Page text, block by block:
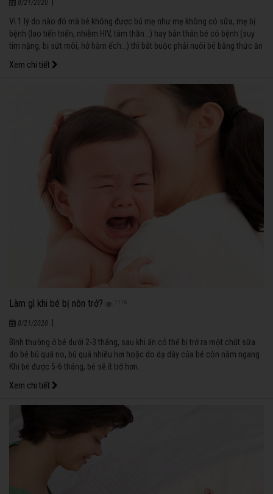
8/21/2020
Vì 1 lý do nào đó mà bé không được bú mẹ như mẹ không có sữa, mẹ bị
bệnh (lao tiến triển, nhiễm HIV, tâm thần...) hay bản thân bé có bệnh (suy
tim nặng, bị sứt môi, hở hàm ếch...) thì bắt buộc phải nuôi bé bằng thức ăn
Xem chi tiết
Làm gì khi bé bị nôn trớ? 1116
8/21/2020
Bình thường ở bé dưới 2-3 tháng, sau khi ăn có thể bị trớ ra một chút sữa
do bé bú quá no, bú quá nhiều hơi hoặc do dạ dày của bé còn nằm ngang.
Khi bé được 5-6 tháng, bé sẽ ít trớ hơn.
Xem chi tiết